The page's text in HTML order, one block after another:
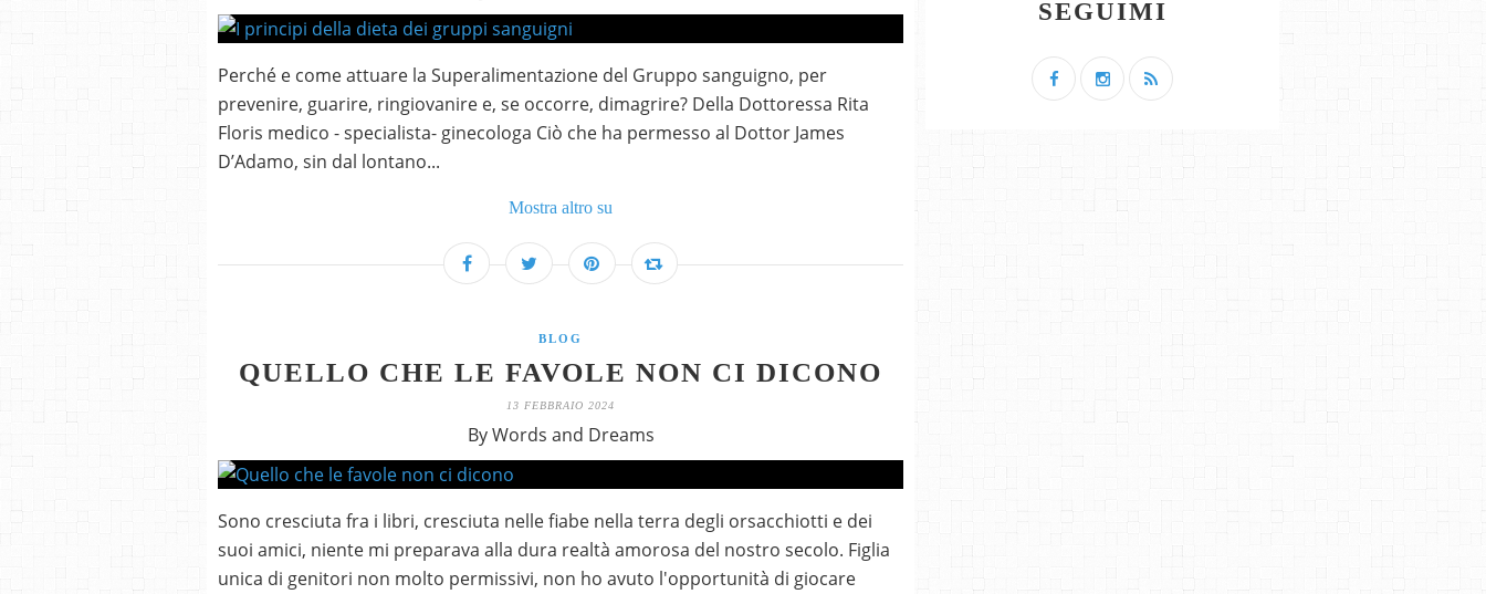
Perché e come attuare la Superalimentazione del Gruppo sanguigno, per
prevenire, guarire, ringiovanire e, se occorre, dimagrire? Della Dottoressa Rita
Floris medico - specialista- ginecologa Ciò che ha permesso al Dottor James
D’Adamo, sin dal lontano...
Mostra altro su
BLOG
QUELLO CHE LE FAVOLE NON CI DICONO
13 FEBBRAIO 2024
By Words and Dreams
Sono cresciuta fra i libri, cresciuta nelle fiabe nella terra degli orsacchiotti e dei
suoi amici, niente mi preparava alla dura realtà amorosa del nostro secolo. Figlia
unica di genitori non molto permissivi, non ho avuto l'opportunità di giocare
SEGUIMI